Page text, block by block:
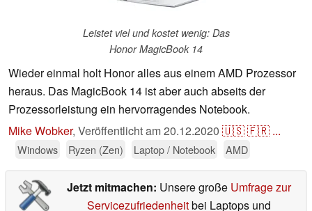
Leistet viel und kostet wenig: Das
Honor MagicBook 14
Wieder einmal holt Honor alles aus einem AMD Prozessor
heraus. Das MagicBook 14 ist aber auch abseits der
Prozessorleistung ein hervorragendes Notebook.
Mike Wobker, Veröffentlicht am20.12.2020 🇺🇸🇫🇷 ...
Windows Ryzen (Zen) Laptop / Notebook AMD
Jetzt mitmachen: Unsere große Umfrage zur
Servicezufriedenheitbei Laptops und